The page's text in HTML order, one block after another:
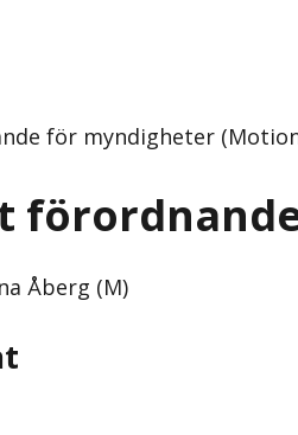
för myndigheter
Åberg (M)